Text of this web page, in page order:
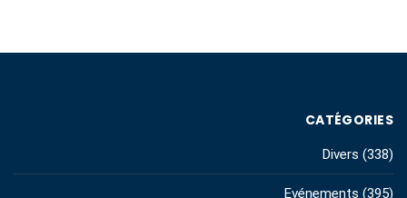
CATÉGORIES
Divers (338)
Evénements (395)